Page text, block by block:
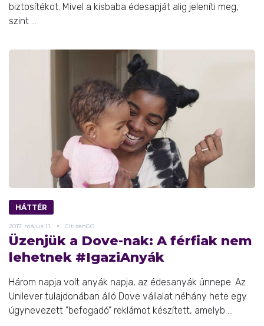
biztosítékot. Mivel a kisbaba édesapját alig jeleníti meg,
szint ...
HÁTTÉR
2017. május 11. CitizenGO
Üzenjük a Dove-nak: A férfiak nem
lehetnek #IgaziAnyák
Három napja volt anyák napja, az édesanyák ünnepe. Az
Unilever tulajdonában álló Dove vállalat néhány hete egy
úgynevezett "befogadó" reklámot készített, amelyb ...